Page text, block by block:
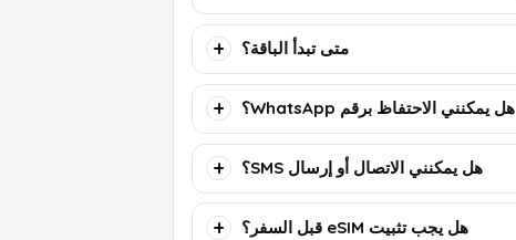
متى تبدأ الباقة؟
هل يمكنني الاحتفاظ برقم WhatsApp؟
هل يمكنني الاتصال أو إرسال SMS؟
هل يجب تثبيت eSIM قبل السفر؟